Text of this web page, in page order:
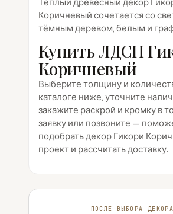
Коричневый сочетается со
тёмным деревом, белым и
Купить ЛДСП
Коричневый
Выберите толщину и
каталоге ниже, уточните
закажите раскрой и кромку в
заявку или позвоните —
подобрать декор Гикори
проект и рассчитать доставку.
ПОСЛЕ ВЫБОРА ДЕКОРА